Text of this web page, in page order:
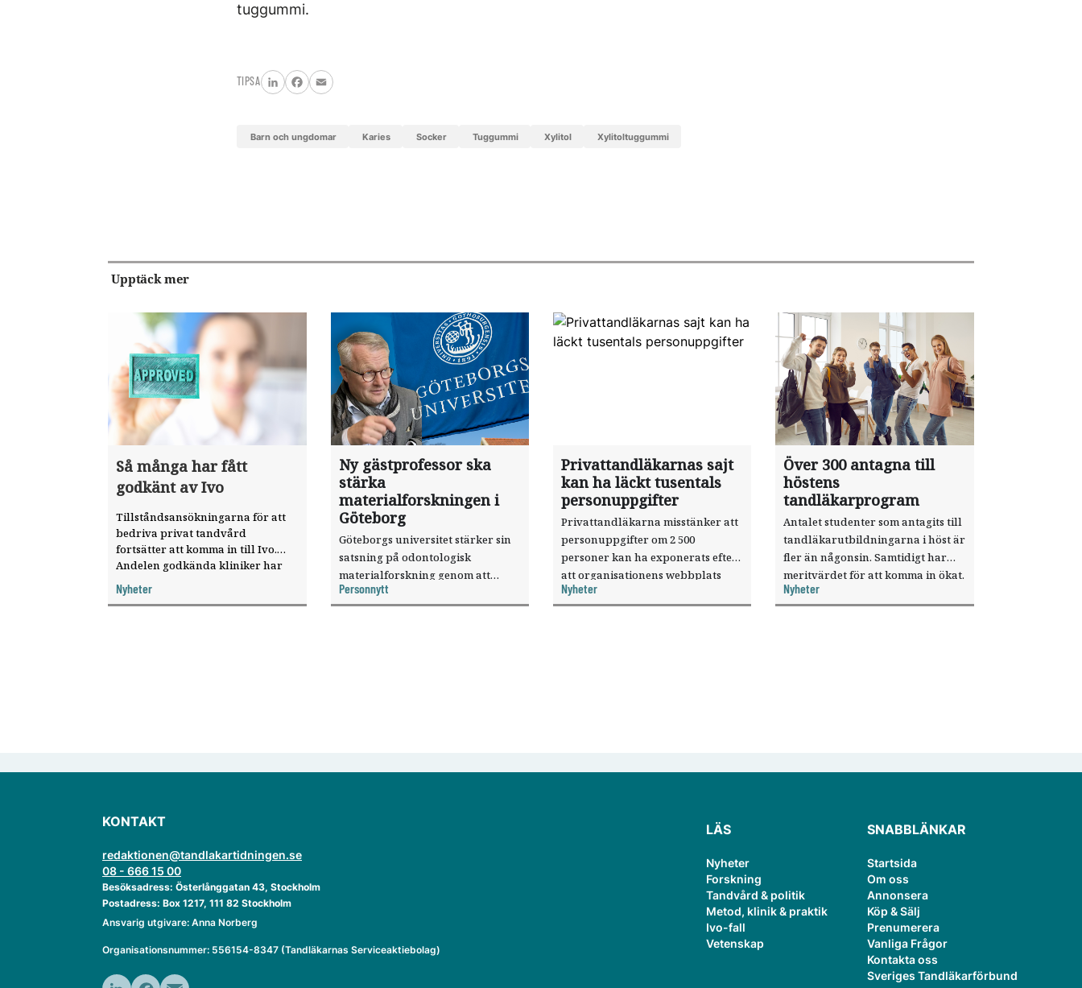
tuggummi.
TIPSA
LinkedInFacebook
Email
barn och ungdomar karies socker tuggummi xylitol xylitoltuggummi
Upptäck mer
Så många har fått
godkänt av Ivo
Tillståndsansökningarna för att
bedriva privat tandvård
fortsätter att komma in till Ivo.
Andelen godkända kliniker har
Nyheter
Ny gästprofessor ska
stärka
materialforskningen i
Göteborg
Göteborgs universitet stärker sin
satsning på odontologisk
materialforskning genom att
knyta forskaren Pekka Vallittu till
verksamheten som gästprofessor.
Personnytt
Privattandläkarnas sajt
kan ha läckt tusentals
personuppgifter
Privattandläkarna misstänker att
personuppgifter om 2 500
personer kan ha exponerats efter
att organisationens webbplats
utnyttjats genom en sårbarhet i ett
publiceringsverktyg.
Nyheter
Över 300 antagna till
höstens
tandläkarprogram
Antalet studenter som antagits till
tandläkarutbildningarna i höst är
fler än någonsin. Samtidigt har
meritvärdet för att komma in ökat.
Nyheter
KONTAKT
redaktionen@tandlakartidningen.se
08 - 666 15 00
Besöksadress: Österlånggatan 43, Stockholm
Postadress: Box 1217, 111 82 Stockholm
Ansvarig utgivare: Anna Norberg
Organisationsnummer: 556154-8347 (Tandläkarnas Serviceaktiebolag)
LÄS
Nyheter
Forskning
Tandvård & politik
Metod, klinik & praktik
Ivo-fall
Vetenskap
SNABBLÄNKAR
Startsida
Om oss
Annonsera
Köp & Sälj
Prenumerera
Vanliga Frågor
Kontakta oss
Sveriges Tandläkarförbund